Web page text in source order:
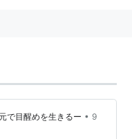
で目醒めを生きるー • 9